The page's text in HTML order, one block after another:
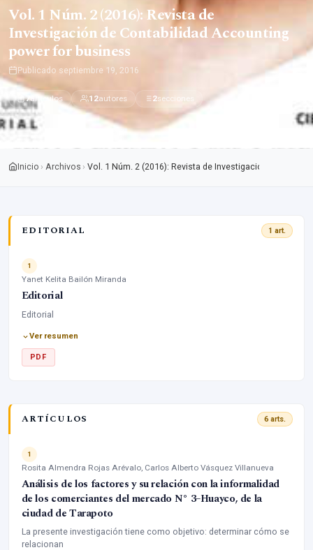
Vol. 1 Núm. 2 (2016): Revista de
Investigación de Contabilidad Accounting
power for business
Publicado septiembre 19, 2016
7artículos 12autores 2secciones
Inicio › Archivos › Vol. 1 Núm. 2 (2016): Revista de Investigación de
EDITORIAL 1 art.
1
Yanet Kelita Bailón Miranda
Editorial
Editorial
Ver resumen
PDF
ARTÍCULOS 6 arts.
1
Rosita Almendra Rojas Arévalo, Carlos Alberto Vásquez Villanueva
Análisis de los factores y su relación con la informalidad
de los comerciantes del mercado N° 3–Huayco, de la
ciudad de Tarapoto
La presente investigación tiene como objetivo: determinar cómo se
relacionan